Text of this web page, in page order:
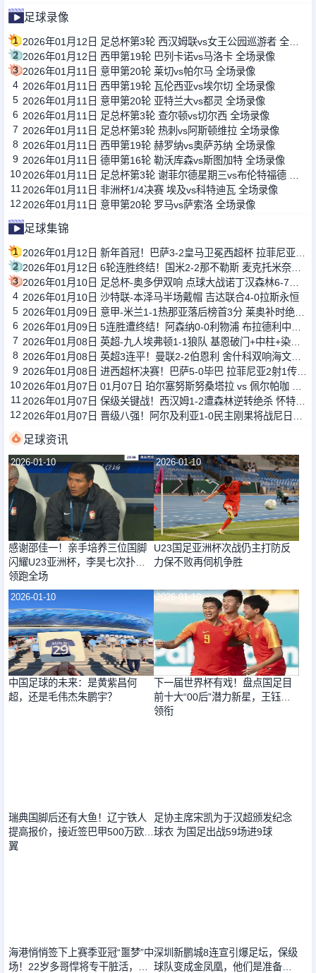
足球录像
1
2 2026年01月12日 西甲第19轮 巴列卡诺vs马洛卡 全场录像
3 2026年01月11日 意甲第20轮 莱切vs帕尔马 全场录像
4 2026年01月11日 西甲第19轮 瓦伦西亚vs埃尔切 全场录像
5 2026年01月11日 意甲第20轮 亚特兰大vs都灵 全场录像
6 2026年01月11日 足总杯第3轮 查尔顿vs切尔西 全场录像
7 2026年01月11日 足总杯第3轮 热刺vs阿斯顿维拉 全场录像
8 2026年01月11日 西甲第19轮 赫罗纳vs奥萨苏纳 全场录像
9 2026年01月11日 德甲第16轮 勒沃库森vs斯图加特 全场录像
10
11 2026年01月11日 非洲杯1/4决赛 埃及vs科特迪瓦 全场录像
12 2026年01月11日 意甲第20轮 罗马vs萨索洛 全场录像
足球集锦
1
2
3
4 2026年01月10日 沙特联-本泽马半场戴帽 吉达联合4-0拉斯永恒
5
6
7
8
9
10
11
12
足球资讯
2026-01-10
感谢邵佳一！亲手培养三位国脚
闪耀U23亚洲杯，李昊七次扑救
领跑全场
2026-01-10
U23国足亚洲杯次战仍主打防反
力保不败再伺机争胜
2026-01-10
中国足球的未来：是黄紫昌何
超，还是毛伟杰朱鹏宇？
2026-01-10
下一届世界杯有戏！盘点国足目
前十大“00后”潜力新星，王钰栋
领衔
瑞典国脚后还有大鱼！辽宁铁人
提高报价，接近签巴甲500万欧飞
翼
足协主席宋凯为于汉超颁发纪念
球衣 为国足出战59场进9球
海港悄悄签下上赛季亚冠“噩梦”中
场！22岁多哥悍将专干脏活，奥
深圳新鹏城8连宣引爆足坛，保级
球队变成金凤凰，他们是准备夺